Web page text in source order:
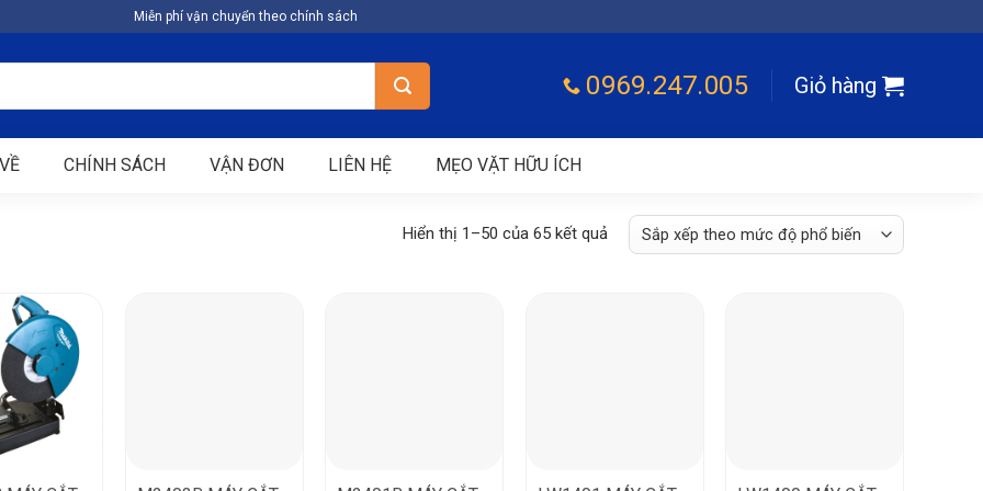
Miễn phí vận chuyển theo chính sách
0969.247.005 Giỏ hàng
CHÍNH SÁCH VẬN ĐƠN LIÊN HỆ MẸO VẶT HỮU ÍCH
Hiển thị 1–50 của 65 kết quả